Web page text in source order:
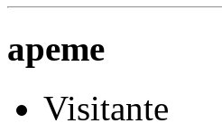
apeme
Visitante